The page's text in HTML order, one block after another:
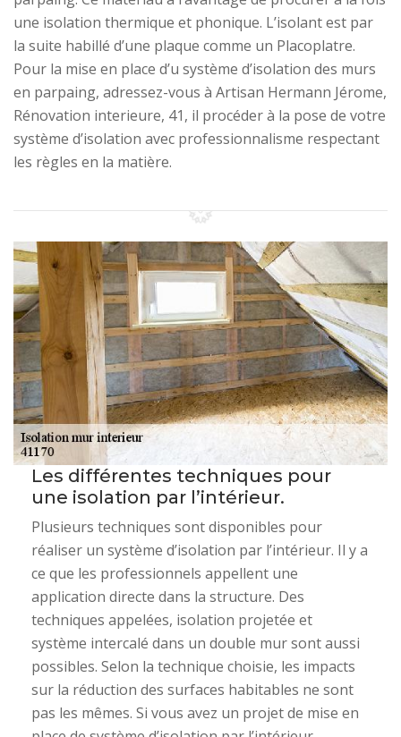
une isolation thermique et phonique. L’isolant est par
la suite habillé d’une plaque comme un Placoplatre.
Pour la mise en place d’u système d’isolation des murs
en parpaing, adressez-vous à Artisan Hermann Jérome,
Rénovation interieure, 41, il procéder à la pose de votre
système d’isolation avec professionnalisme respectant
les règles en la matière.
Les différentes techniques pour
une isolation par l’intérieur.
Plusieurs techniques sont disponibles pour
réaliser un système d’isolation par l’intérieur. Il y a
ce que les professionnels appellent une
application directe dans la structure. Des
techniques appelées, isolation projetée et
système intercalé dans un double mur sont aussi
possibles. Selon la technique choisie, les impacts
sur la réduction des surfaces habitables ne sont
pas les mêmes. Si vous avez un projet de mise en